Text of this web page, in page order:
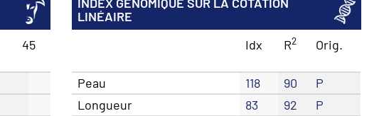
45
LINÉAIRE
Idx
R2 Orig.
Peau 118 90
P
Longueur
83 92
P